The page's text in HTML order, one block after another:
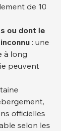
de 10
ou dont le
: une
à long
peuvent
officielles
selon les